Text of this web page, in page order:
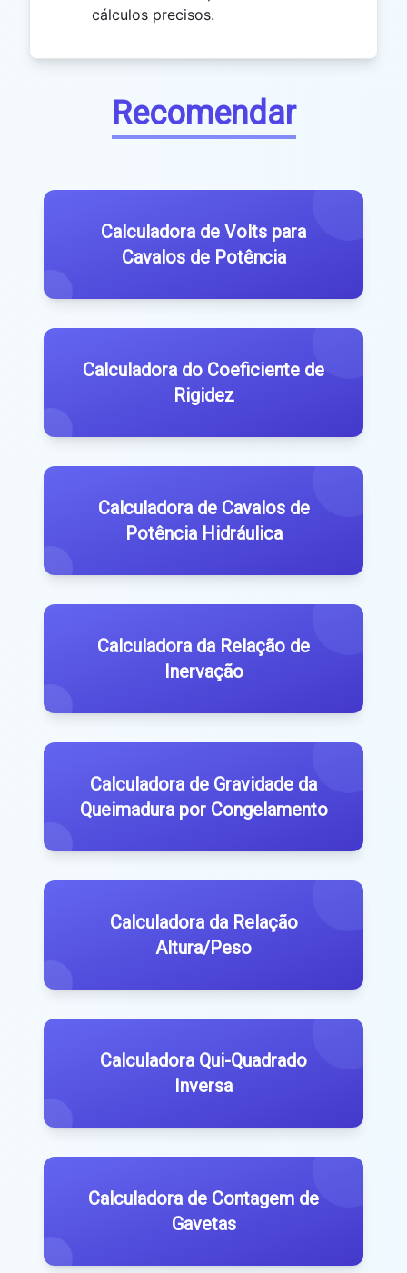
cálculos precisos.
Recomendar
Calculadora de Volts para
Cavalos de Potência
Calculadora do Coeficiente de
Rigidez
Calculadora de Cavalos de
Potência Hidráulica
Calculadora da Relação de
Inervação
Calculadora de Gravidade da
Queimadura por Congelamento
Calculadora da Relação
Altura/Peso
Calculadora Qui-Quadrado
Inversa
Calculadora de Contagem de
Gavetas